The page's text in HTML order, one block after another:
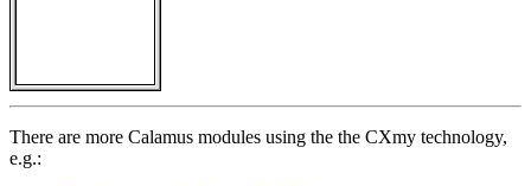
There are more Calamus modules using the the CXmy technology,
e.g.: